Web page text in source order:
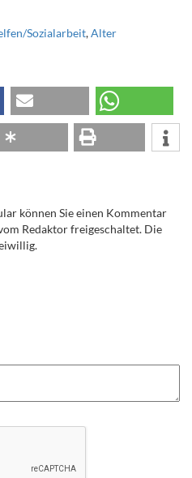
Sozialarbeit,Alter
können Sie einen Kommentar
Redaktor freigeschaltet. Die